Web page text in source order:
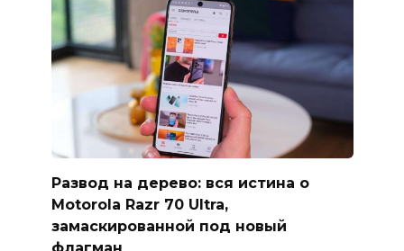
Развод на дерево: вся истина о
Motorola Razr 70 Ultra,
замаскированной под новый